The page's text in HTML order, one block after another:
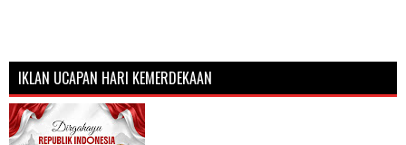
IKLAN UCAPAN HARI KEMERDEKAAN